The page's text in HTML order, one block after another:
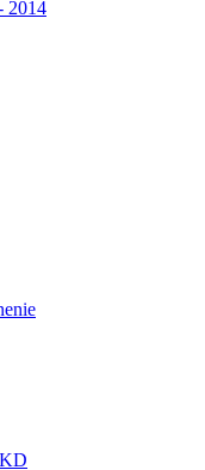
2014